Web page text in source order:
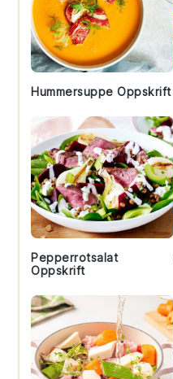
Hummersuppe Oppskrift
Pepperrotsalat
Oppskrift